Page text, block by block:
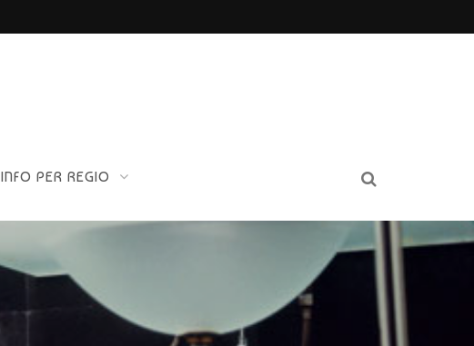
INFO PER REGIO